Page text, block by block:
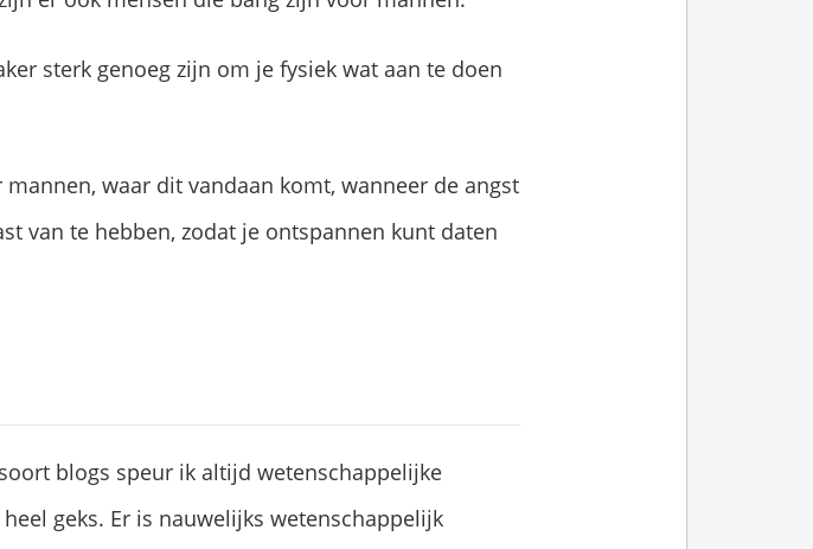
sterk genoeg zijn om je fysiek wat aan te doen
waar dit vandaan komt, wanneer de angst
van te hebben, zodat je ontspannen kunt daten
blogs speur ik altijd wetenschappelijke
geks. Er is nauwelijks wetenschappelijk